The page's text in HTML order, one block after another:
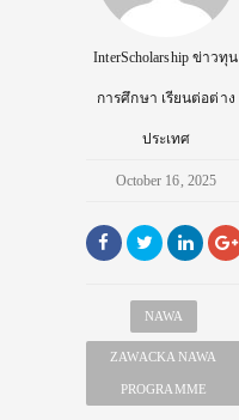
InterScholarship ข่าวทุน
การศึกษา เรียนต่อต่าง
ประเทศ
October 16, 2025
NAWA
ZAWACKA NAWA
PROGRAMME